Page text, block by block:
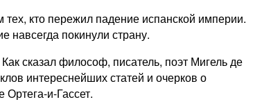
кто пережил падение испанской империи.
навсегда покинули страну.
сказал философ, писатель, поэт Мигель де
интереснейших статей и очерков о
и-Гассет.